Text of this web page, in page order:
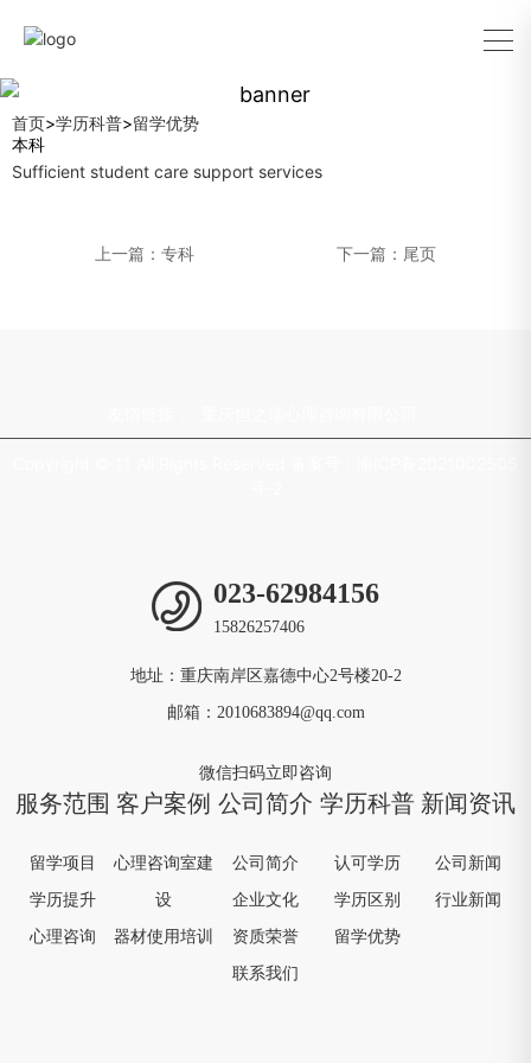
首页>学历科普>留学优势
本科
Sufficient student care support services
上一篇：专科 下一篇：尾页
023-62984156
15826257406
地址：重庆南岸区嘉德中心2号楼20-2
邮箱：2010683894@qq.com
微信扫码立即咨询
服务范围
留学项目
学历提升
心理咨询
客户案例
心理咨询室建
设
器材使用培训
公司简介
公司简介
企业文化
资质荣誉
联系我们
学历科普
认可学历
学历区别
留学优势
新闻资讯
公司新闻
行业新闻